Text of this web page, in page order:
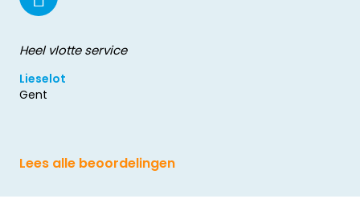
Heel vlotte service
Lieselot
Gent
Lees alle beoordelingen